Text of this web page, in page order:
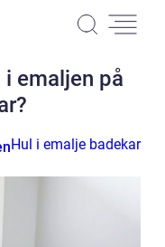
emaljen på
Hul i emalje badekar